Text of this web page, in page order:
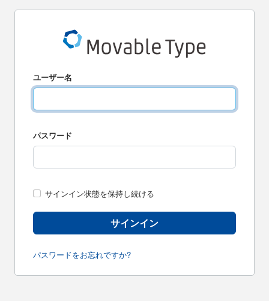
ユーザー名
パスワード
サインイン状態を保持し続ける
パスワードをお忘れですか?
サインイン